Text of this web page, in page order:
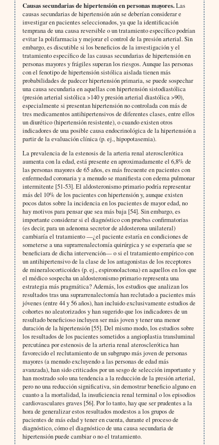
Causas secundarias de hipertensión en personas mayores.Las
causas secundarias de hipertensión aún se deberían considerar e
investigar en pacientes seleccionados, ya que la identificación
temprana de una causa reversible o un tratamiento específico podrían
evitar la polifarmacia y mejorar el control de la presión arterial. Sin
embargo, es discutible si los beneficios de la investigación y el
tratamiento específico de las causas secundarias de hipertensión en
personas mayores y frágiles superan los riesgos. Aunque las personas
con el fenotipo de hipertensión sistólica aislada tienen más
probabilidades de padecer hipertensión primaria, se puede sospechar
una causa secundaria en aquellas con hipertensión sistodiastólica
(presión arterial sistólica >140 y presión arterial diastólica >90),
especialmente si presentan hipertensión no controlada con más de
tres medicamentos antihipertensivos de diferentes clases, entre ellos
un diurético (hipertensión resistente), o cuando existen otros
indicadores de una posible causa endocrinológica de la hipertensión a
partir de la evaluación clínica (p. ej., hipopotasemia).
La prevalencia de la estenosis de la arteria renal aterosclerótica
aumenta con la edad, está presente en aproximadamente el 6,8% de
las personas mayores de 65 años, es más frecuente en pacientes con
enfermedad coronaria y a menudo se manifiesta con edema pulmonar
intermitente [51-53]. El aldosteronismo primario podría representar
más del 10% de los pacientes con hipertensión y, aunque existen
pocos datos sobre la incidencia en los pacientes de mayor edad, no
hay motivos para pensar que sea más baja [54]. Sin embargo, es
importante considerar si el diagnóstico con pruebas confirmatorias
(es decir, para un adenoma secretor de aldosterona unilateral)
cambiaría el tratamiento —¿el paciente estaría en condiciones de
someterse a una suprarrenalectomía quirúrgica y se esperaría que se
beneficiara de dicha intervención— o si el tratamiento empírico con
un antihipertensivo de la clase de los antagonistas de los receptores
de mineralocorticoides (p. ej., espironolactona) en aquellos en los que
el médico sospecha un aldosteronismo primario representa una
estrategia más pragmática? Además, los estudios que analizan los
resultados tras una suprarrenalectomía han reclutado a pacientes más
jóvenes (entre 44 y 56 años), han incluido exclusivamente estudios de
cohortes no aleatorizados y han sugerido que los indicadores de un
resultado beneficioso incluyen ser más joven y tener una menor
duración de la hipertensión [55]. Del mismo modo, los estudios sobre
los resultados de los pacientes sometidos a angioplastia transluminal
percutánea por estenosis de la arteria renal aterosclerótica han
favorecido el reclutamiento de un subgrupo más joven de personas
mayores (a menudo excluyendo a las personas de edad más
avanzada), han sido criticados por un sesgo de selección importante y
han mostrado solo una tendencia a la reducción de la presión arterial,
pero no una reducción significativa, sin demostrar beneficio alguno en
cuanto a la mortalidad, la insuficiencia renal terminal o los episodios
cardiovasculares graves [56]. Por lo tanto, hay que ser prudentes a la
hora de generalizar estos resultados modestos a los grupos de
pacientes de más edad y tener en cuenta, durante el proceso de
diagnóstico, cómo el diagnóstico de una causa secundaria de
hipertensión puede cambiar o no el tratamiento.